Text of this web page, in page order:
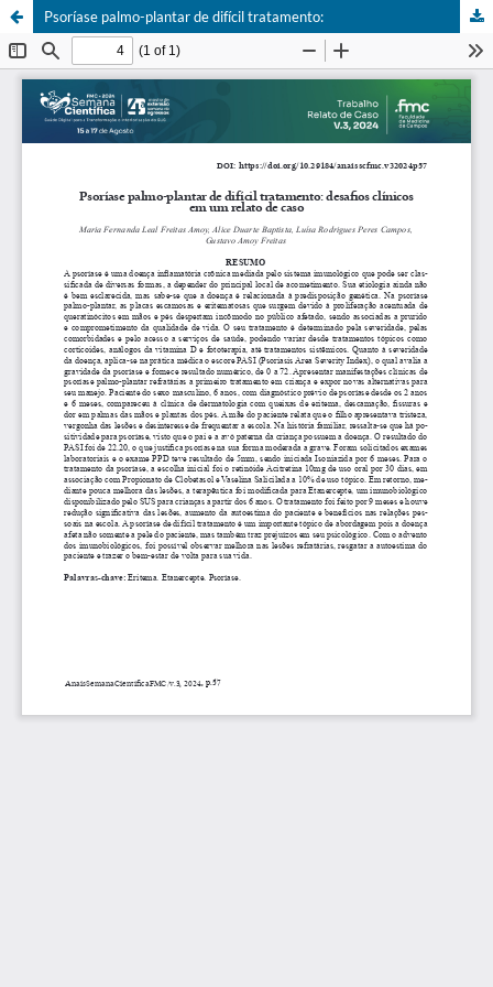
Psoríase palmo-plantar de difícil tratamento: